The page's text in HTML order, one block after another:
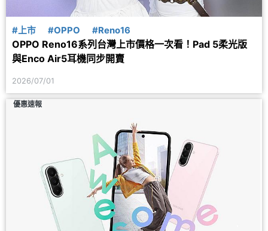
#上市 #OPPO #Reno16
OPPO Reno16系列台灣上市價格一次看！Pad 5柔光版
與Enco Air5耳機同步開賣
2026/07/01
優惠速報